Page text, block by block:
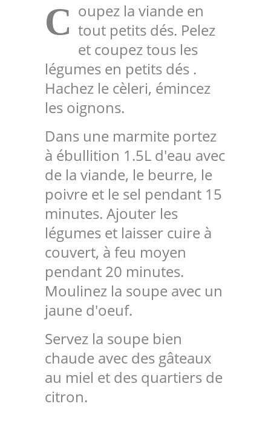
C oupez la viande en
tout petits dés. Pelez
et coupez tous les
légumes en petits dés .
Hachez le cèleri, émincez
les oignons.
Dans une marmite portez
à ébullition 1.5L d'eau avec
de la viande, le beurre, le
poivre et le sel pendant 15
minutes. Ajouter les
légumes et laisser cuire à
couvert, à feu moyen
pendant 20 minutes.
Moulinez la soupe avec un
jaune d'oeuf.
Servez la soupe bien
chaude avec des gâteaux
au miel et des quartiers de
citron.